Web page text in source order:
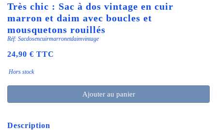
Très chic : Sac à dos vintage en cuir
marron et daim avec boucles et
mousquetons rouillés
Réf: Sacdosencuirmarronetdaimvintage
24,90 € TTC
Hors stock
Ajouter au panier
Description